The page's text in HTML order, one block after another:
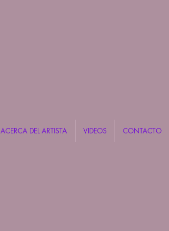
ACERCA DEL ARTISTA VIDEOS CONTACTO